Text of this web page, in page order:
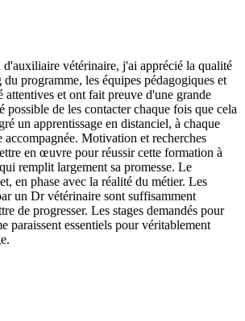
vétérinaire, j'ai apprécié la qualité
programme, les équipes pédagogiques et
attentives et ont fait preuve d'une grande
de les contacter chaque fois que cela
un apprentissage en distanciel, à chaque
accompagnée. Motivation et recherches
en œuvre pour réussir cette formation à
remplit largement sa promesse. Le
en phase avec la réalité du métier. Les
un Dr vétérinaire sont suffisamment
de progresser. Les stages demandés pour
paraissent essentiels pour véritablement